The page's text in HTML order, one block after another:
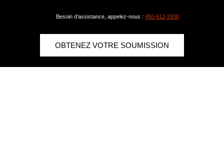
Besoin d'assistance, appelez-nous :450-612-2500
OBTENEZ VOTRE SOUMISSION